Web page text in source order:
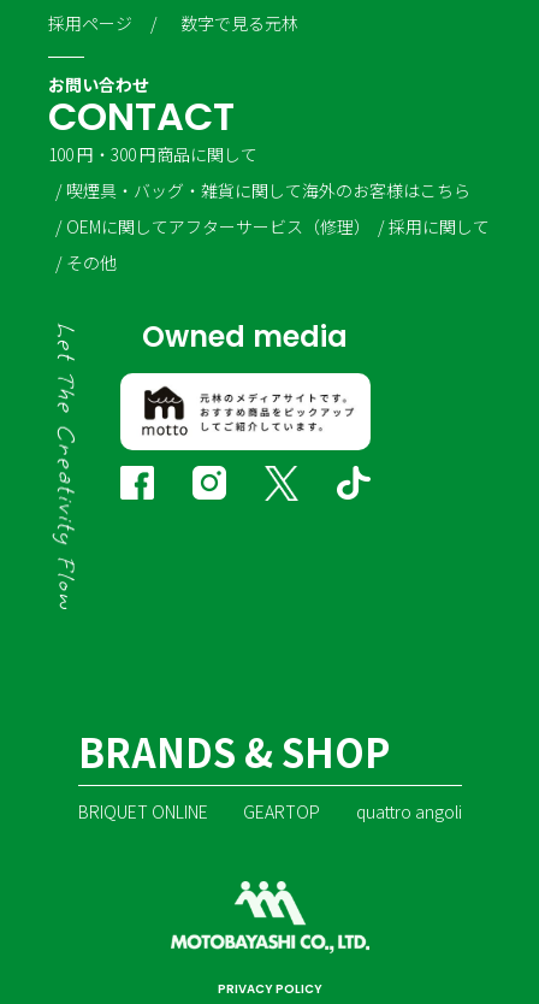
採用ページ 数字で見る元林
お問い合わせ
CONTACT
100 円・300 円商品に関して
喫煙具・バッグ・雑貨に関して海外のお客様はこちら
OEMに関してアフターサービス（修理）
採用に関して
その他
Owned media
BRANDS & SHOP
BRIQUET ONLINE GEARTOP quattro angoli
PRIVACY POLICY